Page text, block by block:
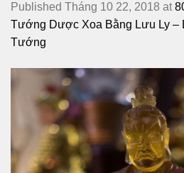
Published Tháng 10 22, 2018 at
Tướng Dược Xoa Bằng Lưu Ly –
Tướng